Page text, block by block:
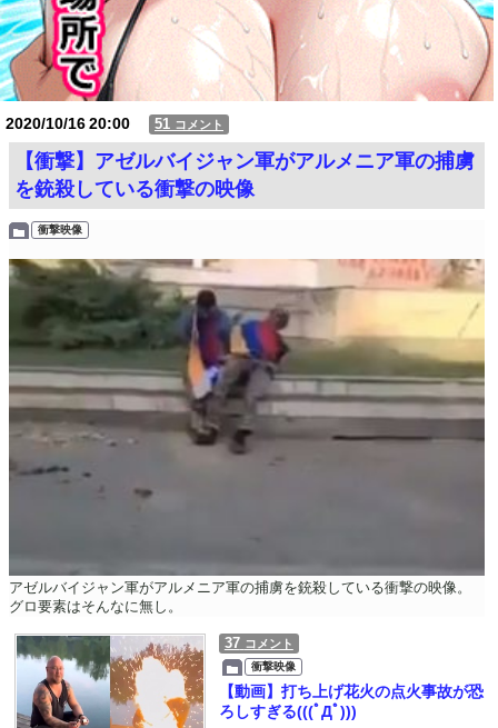
2020/10/1620:00 51 コメント
【衝撃】アゼルバイジャン軍がアルメニア軍の捕虜
を銃殺している衝撃の映像
衝撃映像
アゼルバイジャン軍がアルメニア軍の捕虜を銃殺している衝撃の映像。
グロ要素はそんなに無し。
37 コメント
衝撃映像
【動画】打ち上げ花火の点火事故が恐
ろしすぎる(((ﾟДﾟ)))